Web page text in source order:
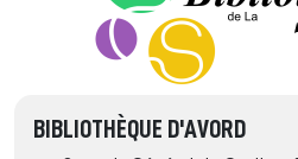
BIBLIOTHÈQUE D'AVORD